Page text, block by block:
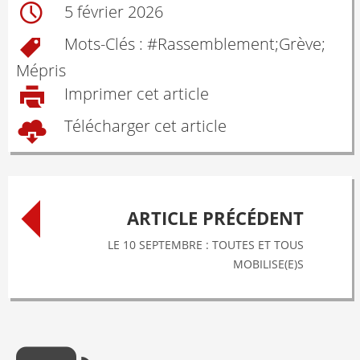
5 février 2026
Mots-Clés : #Rassemblement; Grève;
Mépris
Imprimer cet article
Télécharger cet article
Post
navigationARTICLE PRÉCÉDENT
LE 10 SEPTEMBRE : TOUTES ET TOUS
MOBILISE(E)S